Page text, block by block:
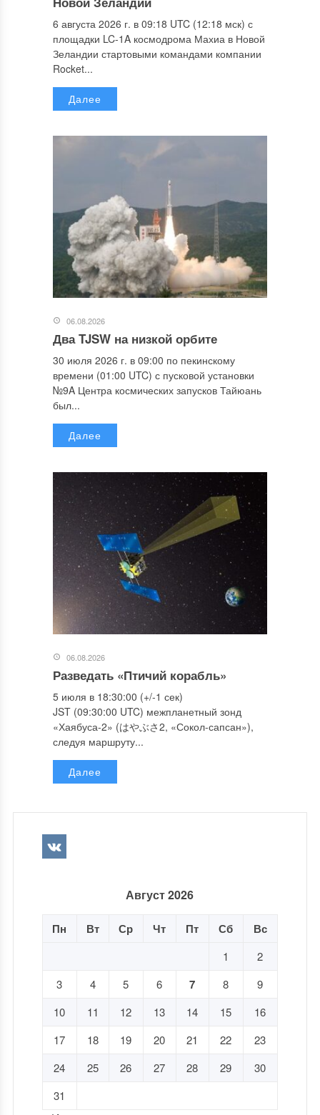
6 августа 2026 г. в 09:18 UTC (12:18 мск) с
площадки LC-1A космодрома Махиа в Новой
Зеландии стартовыми командами компании
Rocket...
Далее
06.08.2026
Два TJSW на низкой орбите
30 июля 2026 г. в 09:00 по пекинскому
времени (01:00 UTC) с пусковой установки
№9A Центра космических запусков Тайюань
был...
Далее
06.08.2026
Разведать «Птичий корабль»
5 июля в 18:30:00 (+/-1 сек)
JST (09:30:00 UTC) межпланетный зонд
«Хаябуса-2» (はやぶさ2, «Сокол-сапсан»),
следуя маршруту...
Далее
Август 2026
Пн Вт Ср Чт Пт Сб Вс
1
2
3
4 5 6 7 8
9
10
11 12 13 14 15
16
17
18 19 20 21 22
23
24
25 26 27 28 29
30
31